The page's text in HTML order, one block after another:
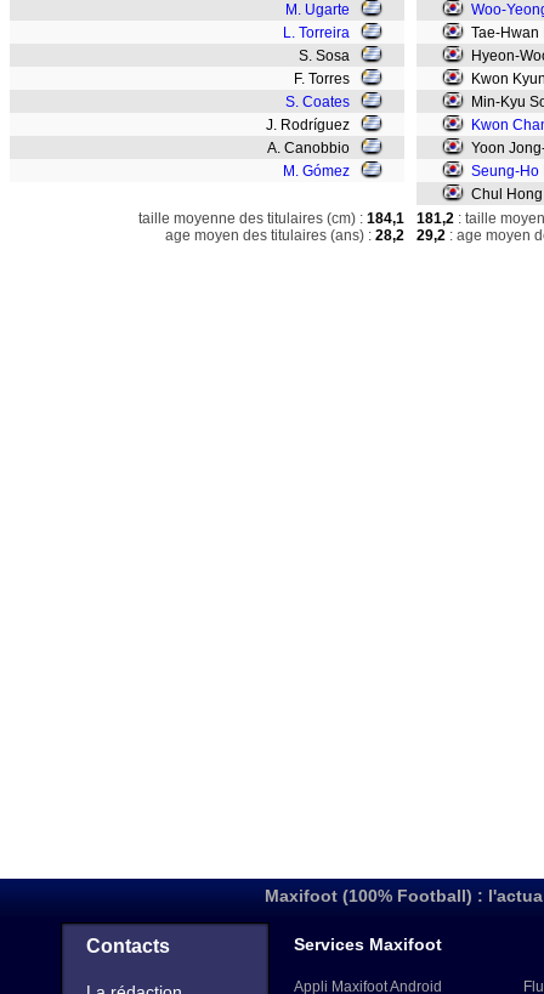
M. Ugarte
L. Torreira
S. Sosa
F. Torres
S. Coates
J. Rodríguez
A. Canobbio
M. Gómez
Woo-
Tae-Hwan
Hyeon-
Kwon
Min-Kyu
Kwon
Yoon
Seung-Ho
Chul Hong
taille moyenne des titulaires (cm) : 184,1
age moyen des titulaires (ans) : 28,2
181,2 : taille
29,2 : age moyen
Maxifoot (100% Football) :
Contacts Services Maxifoot
Appli Maxifoot Android